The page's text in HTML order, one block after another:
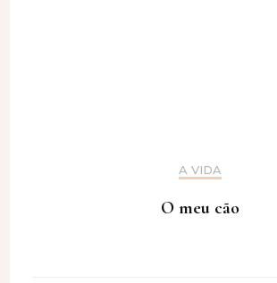
A VIDA
O meu cão